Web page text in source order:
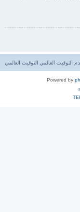
التوقيت العالمي التوقيت العالمي
Powered by